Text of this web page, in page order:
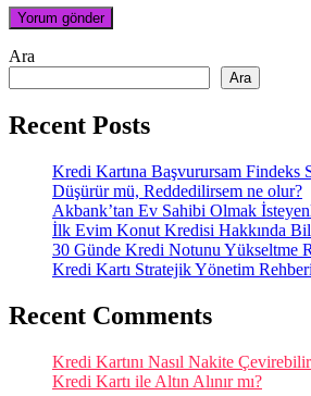
Ara
Ara
Recent Posts
Kredi Kartına Başvurursam Findeks
Düşürür mü, Reddedilirsem ne olur?
Akbank’tan Ev Sahibi Olmak
İlk Evim Konut Kredisi Hakkında
30 Günde Kredi Notunu Yükseltme
Kredi Kartı Stratejik Yönetim Rehberi
Recent Comments
Kredi Kartını Nasıl Nakite
Kredi Kartı ile Altın Alınır mı?